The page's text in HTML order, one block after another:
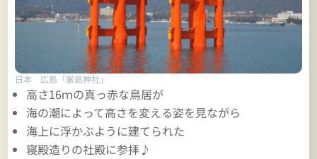
日本 広島「厳島神社」
高さ16ｍの真っ赤な鳥居が
海の潮によって高さを変える姿を見ながら
海上に浮かぶように建てられた
寝殿造りの社殿に参拝♪